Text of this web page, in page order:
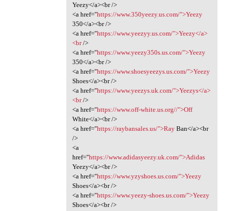
Yeezy</a><br />
<a href="https://www.350yeezy.us.com/">Yeezy
350</a><br />
<a href="https://www.yeezyy.us.com/">Yeezy</a>
<br/>
<a href="https://www.yeezy350s.us.com/">Yeezy
350</a><br />
<a href="https://www.shoesyeezys.us.com/">Yeezy
Shoes</a><br />
<a href="https://www.yeezys.uk.com/">Yeezys</a>
<br/>
<a href="https://www.off-white.us.org//">Off
White</a><br />
<a href="https://raybansales.us/">RayBan</a><br
/>
<a
href="https://www.adidasyeezy.uk.com/">Adidas
Yeezy</a><br />
<a href="https://www.yzyshoes.us.com/">Yeezy
Shoes</a><br />
<a href="https://www.yeezy-shoes.us.com/">Yeezy
Shoes</a><br />